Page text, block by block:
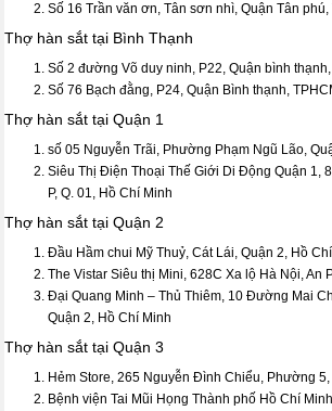
Số 16 Trần văn ơn, Tân sơn nhì, Quận Tân phú,
Thợ hàn sắt tại Bình Thạnh
Số 2 đường Võ duy ninh, P22, Quận bình thạnh,
Số 76 Bạch đằng, P24, Quận Bình thạnh,
Thợ hàn sắt tại Quận 1
số 05 Nguyễn Trãi, Phường Phạm Ngũ Lão,
Siêu Thị Điện Thoại Thế Giới Di Động Quận 1,
P, Q. 01, Hồ Chí Minh
Thợ hàn sắt tại Quận 2
Đầu Hầm chui Mỹ Thuỷ, Cát Lái, Quận 2, Hồ
The Vistar Siêu thị Mini, 628C Xa lộ Hà Nội, An
Đại Quang Minh – Thủ Thiêm, 10 Đường Mai
Quận 2, Hồ Chí Minh
Thợ hàn sắt tại Quận 3
Hẻm Store, 265 Nguyễn Đình Chiểu, Phường
Bệnh viện Tai Mũi Họng Thành phố Hồ Chí